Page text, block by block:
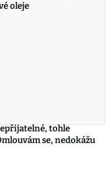
oleje
tohle
se, nedokážu